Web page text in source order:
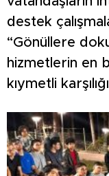
destek
“Gönüllere
hizmetlerin en
kıymetli